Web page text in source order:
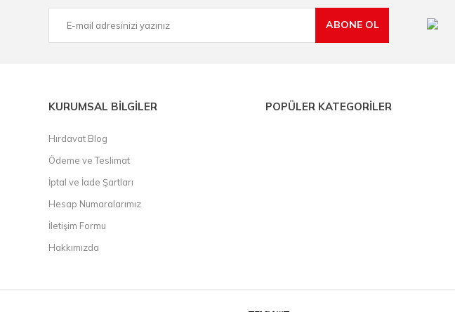
ABONE OL
KURUMSAL BİLGİLER
Hırdavat Blog
Ödeme ve Teslimat
İptal ve İade Şartları
Hesap Numaralarımız
İletişim Formu
Hakkımızda
POPÜLER KATEGORİLER